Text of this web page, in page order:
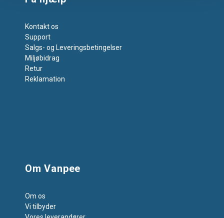
Kontakt os
Support
Salgs- og Leveringsbetingelser
Miljøbidrag
Retur
Reklamation
Om Vanpee
Om os
Vi tilbyder